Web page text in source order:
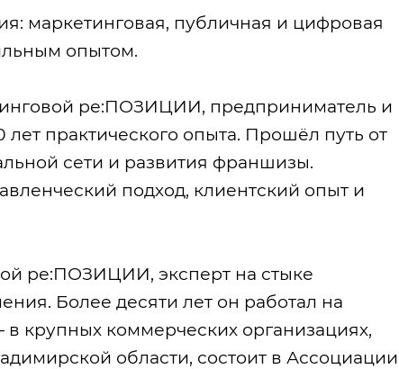
маркетинговая, публичная и цифровая
опытом.
ре:ПОЗИЦИИ, предприниматель и
лет практического опыта. Прошёл путь от
сети и развития франшизы.
подход, клиентский опыт и
ре:ПОЗИЦИИ, эксперт на стыке
Более десяти лет он работал на
крупных коммерческих организациях,
области, состоит в Ассоциации